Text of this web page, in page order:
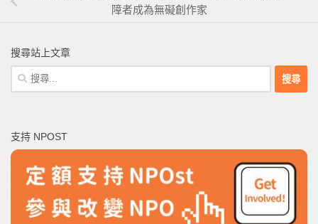
障者成為無礙創作家
搜尋站上文章
搜
尋
字:
支持 NPOST